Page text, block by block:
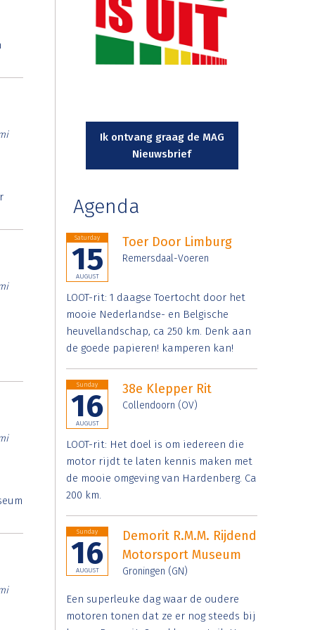
Ik ontvang graag de MAG
Nieuwsbrief
Agenda
Saturday
15
AUGUST
Toer Door Limburg
Remersdaal-Voeren
LOOT-rit: 1 daagse Toertocht door het
mooie Nederlandse- en Belgische
heuvellandschap, ca 250 km. Denk aan
de goede papieren! kamperen kan!
Sunday
16
AUGUST
38e Klepper Rit
Collendoorn (OV)
LOOT-rit: Het doel is om iedereen die
motor rijdt te laten kennis maken met
de mooie omgeving van Hardenberg. Ca
200 km.
Sunday
16
AUGUST
Demorit R.M.M. Rijdend
Motorsport Museum
Groningen (GN)
Een superleuke dag waar de oudere
motoren tonen dat ze er nog steeds bij